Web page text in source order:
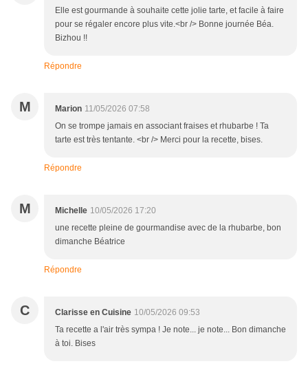
Elle est gourmande à souhaite cette jolie tarte, et facile à faire
pour se régaler encore plus vite.<br /> Bonne journée Béa.
Bizhou !!
Répondre
M Marion 11/05/2026 07:58
On se trompe jamais en associant fraises et rhubarbe ! Ta
tarte est très tentante. <br /> Merci pour la recette, bises.
Répondre
M Michelle 10/05/2026 17:20
une recette pleine de gourmandise avec de la rhubarbe, bon
dimanche Béatrice
Répondre
C Clarisse en Cuisine 10/05/2026 09:53
Ta recette a l'air très sympa ! Je note... je note... Bon dimanche
à toi. Bises